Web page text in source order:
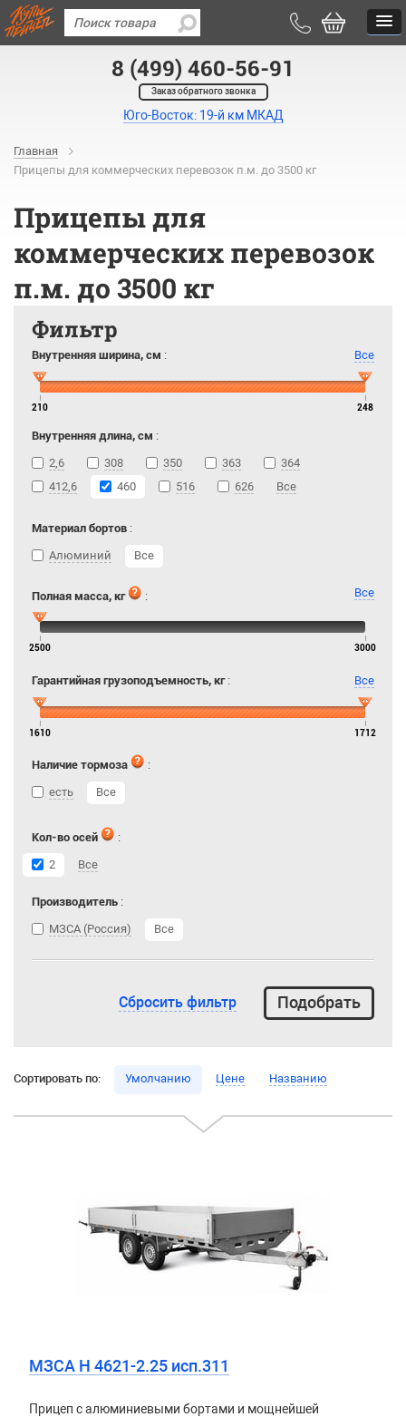
8 (499) 460-56-91
Заказ обратного звонка
Юго-Восток: 19-й км МКАД
Главная
Прицепы для коммерческих перевозок п.м. до 3500 кг
Прицепы для
коммерческих перевозок
п.м. до 3500 кг
Фильтр
Внутренняя ширина, см : Все
210 248
Внутренняя длина, см :
2,6
308 350 363
364
412,6
460 516 626 Все
Материал бортов :
Алюминий
Все
Полная масса, кг : Все
2500 3000
Гарантийная грузоподъемность, кг: Все
1610 1712
Наличие тормоза
:
есть
Все
Кол-во осей
:
2
Все
Производитель :
МЗСА (Россия)
Все
Сбросить фильтр
Сортировать по: Умолчанию Цене Названию
МЗСА H 4621-2.25 исп.311
Прицеп с алюминиевыми бортами и мощнейшей